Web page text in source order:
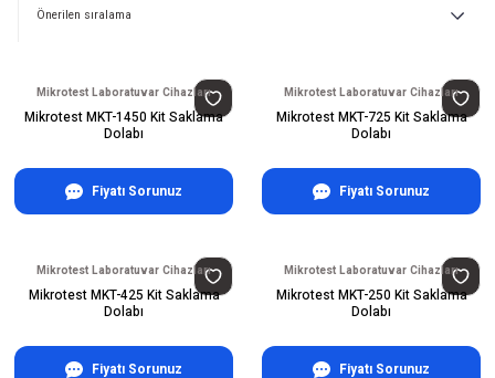
Mikrotest Laboratuvar Cihazları
Mikrotest MKT-1450 Kit Saklama
Dolabı
Fiyatı Sorunuz
Mikrotest Laboratuvar Cihazları
Mikrotest MKT-725 Kit Saklama
Dolabı
Fiyatı Sorunuz
Mikrotest Laboratuvar Cihazları
Mikrotest MKT-425 Kit Saklama
Dolabı
Fiyatı Sorunuz
Mikrotest Laboratuvar Cihazları
Mikrotest MKT-250 Kit Saklama
Dolabı
Fiyatı Sorunuz